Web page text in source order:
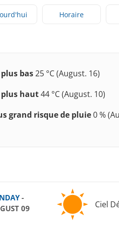
Horaire
plus bas25 °C (August. 16)
plus haut44 °C (August. 10)
grand risque de pluie0 %
-
09
Ciel